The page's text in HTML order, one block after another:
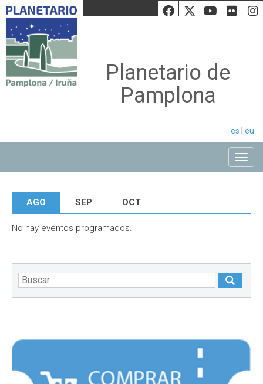
Facebook
Twiiter
Planetario de
Pamplona
es eu
AGO SEP OCT
No hay eventos programados.